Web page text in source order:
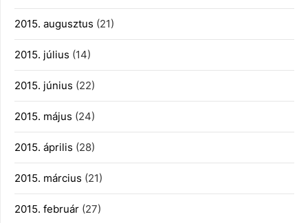
2015. augusztus (21)
2015. július (14)
2015. június (22)
2015. május (24)
2015. április (28)
2015. március (21)
2015. február (27)